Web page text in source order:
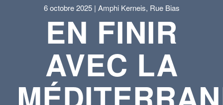
6 octobre 2025 | Amphi Kerneis, Rue Bias
EN FINIR
AVEC LA